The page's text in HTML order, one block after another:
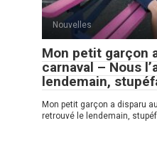
Nouvelles
Mon petit garçon
carnaval – Nous
lendemain,
Mon petit garçon a disparu
retrouvé le lendemain,